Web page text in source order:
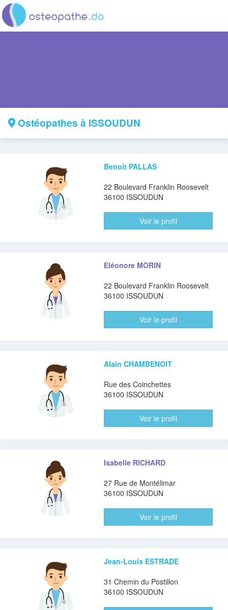
Ostéopathes à ISSOUDUN
Benoit PALLAS
22 Boulevard Franklin Roosevelt
36100 ISSOUDUN
Voir le profil
Eléonore MORIN
22 Boulevard Franklin Roosevelt
36100 ISSOUDUN
Voir le profil
Alain CHAMBENOIT
Rue des Coinchettes
36100 ISSOUDUN
Voir le profil
Isabelle RICHARD
27 Rue de Montélimar
36100 ISSOUDUN
Voir le profil
Jean-Louis ESTRADE
31 Chemin du Postillon
36100 ISSOUDUN